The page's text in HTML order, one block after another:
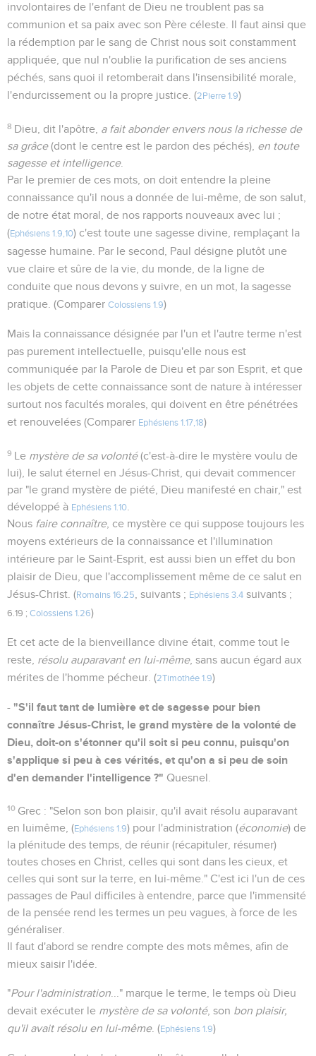
involontaires de l'enfant de Dieu ne troublent pas sa
communion et sa paix avec son Père céleste. Il faut ainsi que
la rédemption par le sang de Christ nous soit constamment
appliquée, que nul n'oublie la purification de ses anciens
péchés, sans quoi il retomberait dans l'insensibilité morale,
l'endurcissement ou la propre justice. (2Pierre 1.9)
8 Dieu, dit l'apôtre, a fait abonder envers nous la richesse de
sa grâce(dont le centre est le pardon des péchés), en toute
sagesse et intelligence.
Par le premier de ces mots, on doit entendre la pleine
connaissance qu'il nous a donnée de lui-même, de son salut,
de notre état moral, de nos rapports nouveaux avec lui ;
(Ephésiens 1.9,10) c'est toute une sagesse divine, remplaçant la
sagesse humaine. Par le second, Paul désigne plutôt une
vue claire et sûre de la vie, du monde, de la ligne de
conduite que nous devons y suivre, en un mot, la sagesse
pratique. (Comparer Colossiens 1.9)
Mais la connaissance désignée par l'un et l'autre terme n'est
pas purement intellectuelle, puisqu'elle nous est
communiquée par la Parole de Dieu et par son Esprit, et que
les objets de cette connaissance sont de nature à intéresser
surtout nos facultés morales, qui doivent en être pénétrées
et renouvelées (Comparer Ephésiens 1.17,18)
9 Le mystère de sa volonté(c'est-à-dire le mystère voulu de
lui), le salut éternel en Jésus-Christ, qui devait commencer
par "le grand mystère de piété, Dieu manifesté en chair," est
développé à Ephésiens 1.10
Nous faire connaître, ce mystère ce qui suppose toujours les
moyens extérieurs de la connaissance et l'illumination
intérieure par le Saint-Esprit, est aussi bien un effet du bon
plaisir de Dieu, que l'accomplissement même de ce salut en
Jésus-Christ. (Romains 16.25 , suivants ; Ephésiens 3.4 suivants ;
6.19 ; Colossiens 1.26)
Et cet acte de la bienveillance divine était, comme tout le
reste, résolu auparavant en lui-même, sans aucun égard aux
mérites de l'homme pécheur. (2Timothée 1.9)
- "S'il faut tant de lumière et de sagesse pour bien
connaître Jésus-Christ, le grand mystère de la volonté de
Dieu, doit-on s'étonner qu'il soit si peu connu, puisqu'on
s'applique si peu à ces vérités, et qu'on a si peu de soin
d'en demander l'intelligence ?" Quesnel.
10 Grec : "Selon son bon plaisir, qu'il avait résolu auparavant
en luimême, (Ephésiens 1.9) pour l'administration (économie) de
la plénitude des temps, de réunir (récapituler, résumer)
toutes choses en Christ, celles qui sont dans les cieux, et
celles qui sont sur la terre, en lui-même." C'est ici l'un de ces
passages de Paul difficiles à entendre, parce que l'immensité
de la pensée rend les termes un peu vagues, à force de les
généraliser.
Il faut d'abord se rendre compte des mots mêmes, afin de
mieux saisir l'idée.
"Pour l'administration ..." marque le terme, le temps où Dieu
devait exécuter le mystère de sa volonté, son bon plaisir,
qu'il avait résolu en lui-même. (Ephésiens 1.9)